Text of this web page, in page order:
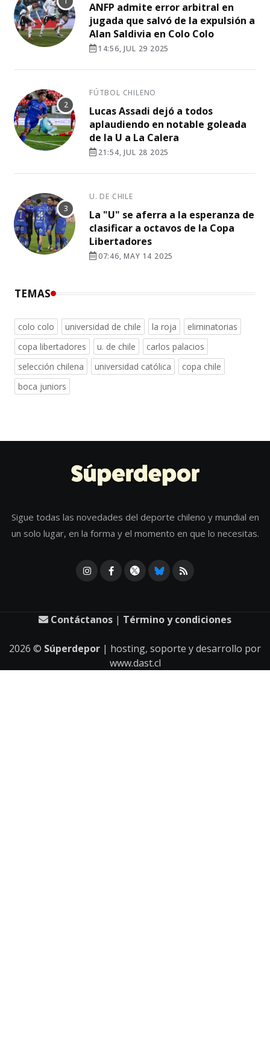
ANFP admite error arbitral en
jugada que salvó de la expulsión a
Alan Saldivia en Colo Colo
14:56, JUL 29 2025
FÚTBOL CHILENO
Lucas Assadi dejó a todos
aplaudiendo en notable goleada
de la U a La Calera
21:54, JUL 28 2025
U. DE CHILE
La "U" se aferra a la esperanza de
clasificar a octavos de la Copa
Libertadores
07:46, MAY 14 2025
TEMAS
colo colo universidad de chile la roja
eliminatorias
copa libertadores
u. de chile
carlos palacios
selección chilena
universidad católica
copa chile
boca juniors
Sigue todas las novedades del deporte chileno y mundial en
un solo lugar, en la forma y el momento en que lo necesitas.
Contáctanos | Término y condiciones
2026 © Súperdepor | hosting, soporte y desarrollo por
www.dast.cl